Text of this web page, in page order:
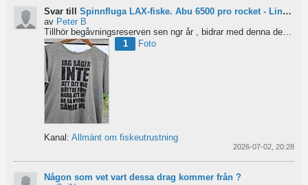
Svar till Spinnfluga LAX-fiske. Abu 6500 pro rocket - Lina för kort?
av Peter B
1
Foto
Kanal: Allmänt om fiskeutrustning
2026-07-02, 20:28
Någon som vet vart dessa drag kommer från ?